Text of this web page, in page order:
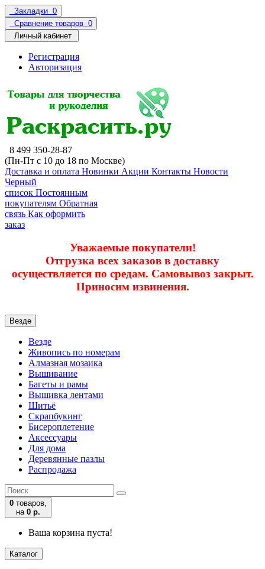
Закладки 0
Сравнение товаров 0
Личный кабинет
Регистрация
Авторизация
8 499 350-28-87
(Пн-Пт с 10 до 18 по Москве)
Доставка и оплата Новинки Акции Контакты Новости
Черный
список Постоянным
покупателям Обратная
связь Как оформить
заказ
Уважаемые покупатели!
Отгрузка всех заказов в доставку
осуществляется по средам. Самовывоз закрыт.
Приносим извинения.
Везде
Везде
Живопись по номерам
Алмазная мозаика
Вышивание
Багеты и рамы
Вышивка лентами
Шитьё
Скрапбукинг
Бисероплетение
Аксессуары
Для дома
Деревянные пазлы
Распродажа
0 товаров,
на 0 р.
Ваша корзина пуста!
Каталог